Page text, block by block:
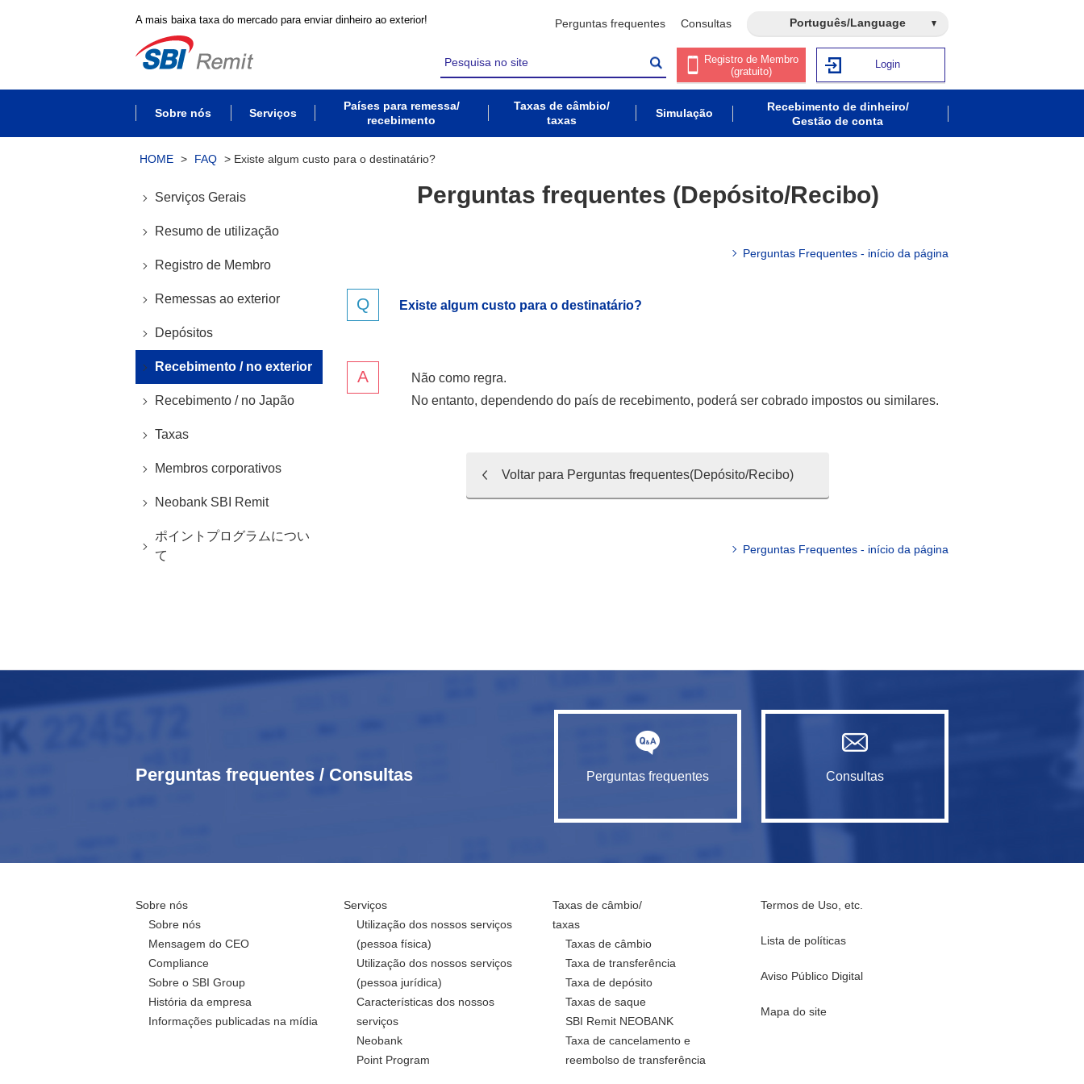
A mais baixa taxa do mercado para enviar dinheiro ao exterior! Perguntas frequentes Consultas Português/Language
Registro de Membro
(gratuito)
Login
Sobre nós Serviços
Países para remessa/
recebimento
Taxas de câmbio/
taxas
Simulação
Recebimento de dinheiro/
Gestão de conta
HOME > FAQ > Existe algum custo para o destinatário?
Perguntas frequentes (Depósito/Recibo)
Perguntas Frequentes - início da página
Existe algum custo para o destinatário?
Não como regra.
No entanto, dependendo do país de recebimento, poderá ser cobrado impostos ou similares.
Voltar para Perguntas frequentes(Depósito/Recibo)
Perguntas Frequentes - início da página
Serviços Gerais
Resumo de utilização
Registro de Membro
Remessas ao exterior
Depósitos
Recebimento / no exterior
Recebimento / no Japão
Taxas
Membros corporativos
Neobank SBI Remit
ポイントプログラムについ
て
Perguntas frequentes / Consultas Perguntas frequentes Consultas
Sobre nós
Sobre nós
Mensagem do CEO
Compliance
Sobre o SBI Group
História da empresa
Informações publicadas na mídia
Serviços
Utilização dos nossos serviços
(pessoa física)
Utilização dos nossos serviços
(pessoa jurídica)
Características dos nossos
serviços
Neobank
Point Program
Taxas de câmbio/
taxas
Taxas de câmbio
Taxa de transferência
Taxa de depósito
Taxas de saque
SBI Remit NEOBANK
Taxa de cancelamento e
reembolso de transferência
Termos de Uso, etc.
Lista de políticas
Aviso Público Digital
Mapa do site